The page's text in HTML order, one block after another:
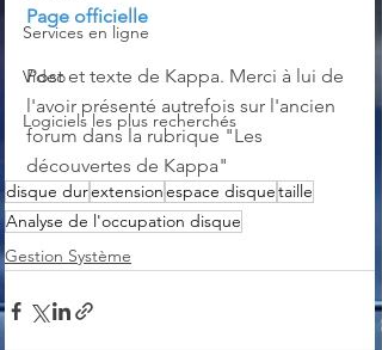
Services en ligne
Video
Logiciels les plus recherchés
Page officielle
‌Post et texte de Kappa. Merci à lui de
l'avoir présenté autrefois sur l'ancien
forum dans la rubrique "Les
découvertes de Kappa"
disque durextensionespace disquetaille
Analyse de l'occupation disque
Gestion Système